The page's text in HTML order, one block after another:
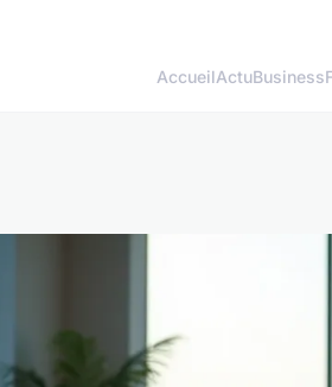
AccueilActuBusiness